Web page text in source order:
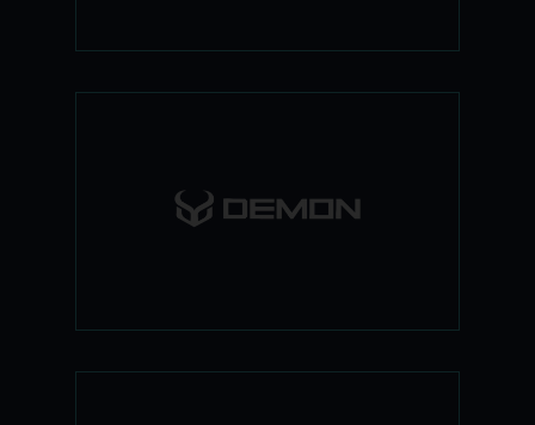
בגוף שאתם רק יכולים להעלות על דעתכם-
מהראש ועד הברכיים, ודרך המון המון